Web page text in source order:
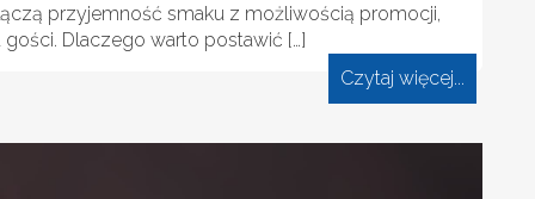
przyjemność smaku z możliwością promocji,
Dlaczego warto postawić […]
Czytaj więcej...